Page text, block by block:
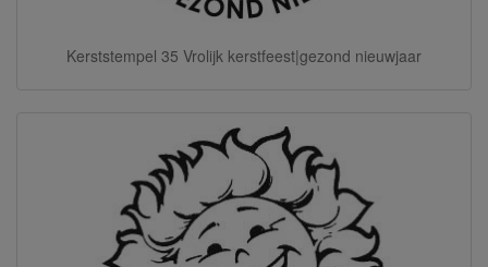
Kerststempel 35 Vrolijk kerstfeest|gezond nieuwjaar